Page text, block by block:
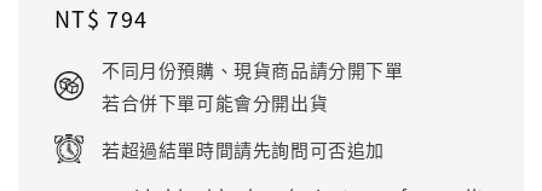
Regular
NT$ 794
不同月份預購、現貨商品請分開下單
若合併下單可能會分開出貨
若超過結單時間請先詢問可否追加